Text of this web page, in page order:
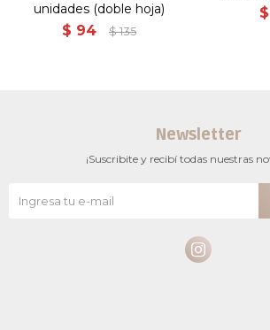
unidades (doble hoja)
$ 94 $ 135
$
Newsletter
¡Suscribite y recibí todas nuestras
